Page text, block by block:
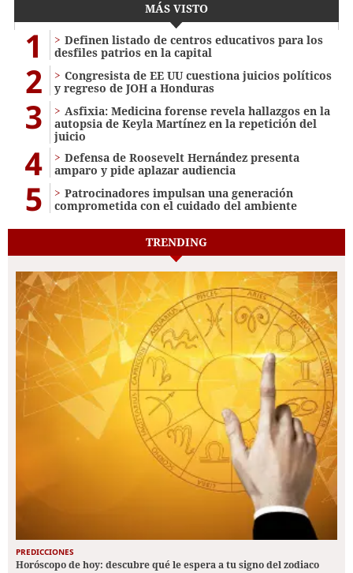
MÁS VISTO
1
Definen listado de centros educativos para los
desfiles patrios en la capital
2
Congresista de EE UU cuestiona juicios políticos
y regreso de JOH a Honduras
3
Asfixia: Medicina forense revela hallazgos en la
autopsia de Keyla Martínez en la repetición del
juicio
4
Defensa de Roosevelt Hernández presenta
amparo y pide aplazar audiencia
5
Patrocinadores impulsan una generación
comprometida con el cuidado del ambiente
TRENDING
PREDICCIONES
Horóscopo de hoy: descubre qué le espera a tu signo del zodiaco